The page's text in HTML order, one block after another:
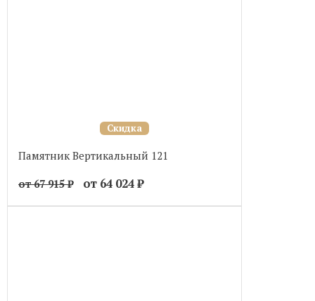
Скидка
Памятник Вертикальный 121
от 67 915₽ от 64 024₽